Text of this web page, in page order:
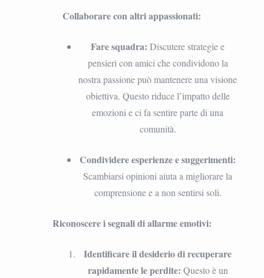
Collaborare con altri appassionati:
Fare squadra: Discutere strategie e
pensieri con amici che condividono la
nostra passione può mantenere una visione
obiettiva. Questo riduce l’impatto delle
emozioni e ci fa sentire parte di una
comunità.
Condividere esperienze e suggerimenti:
Scambiarsi opinioni aiuta a migliorare la
comprensione e a non sentirsi soli.
Riconoscere i segnali di allarme emotivi:
Identificare il desiderio di recuperare
rapidamente le perdite: Questo è un